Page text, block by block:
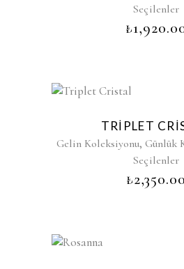
Seçilenler
₺
TRIPLET
Gelin Koleksiyonu, Günlük
Seçilenler
₺2,350.00